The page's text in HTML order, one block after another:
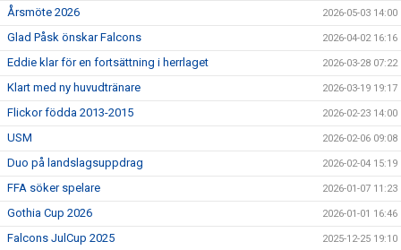
Årsmöte 2026 2026-05-03 14:00
Glad Påsk önskar Falcons 2026-04-02 16:16
Eddie klar för en fortsättning i herrlaget 2026-03-28 07:22
Klart med ny huvudtränare 2026-03-19 19:17
Flickor födda 2013-2015 2026-02-23 14:00
USM 2026-02-06 09:08
Duo på landslagsuppdrag 2026-02-04 15:19
FFA söker spelare 2026-01-07 11:23
Gothia Cup 2026 2026-01-01 16:46
Falcons JulCup 2025 2025-12-25 19:10